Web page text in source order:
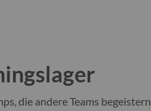
die andere Teams begeistern